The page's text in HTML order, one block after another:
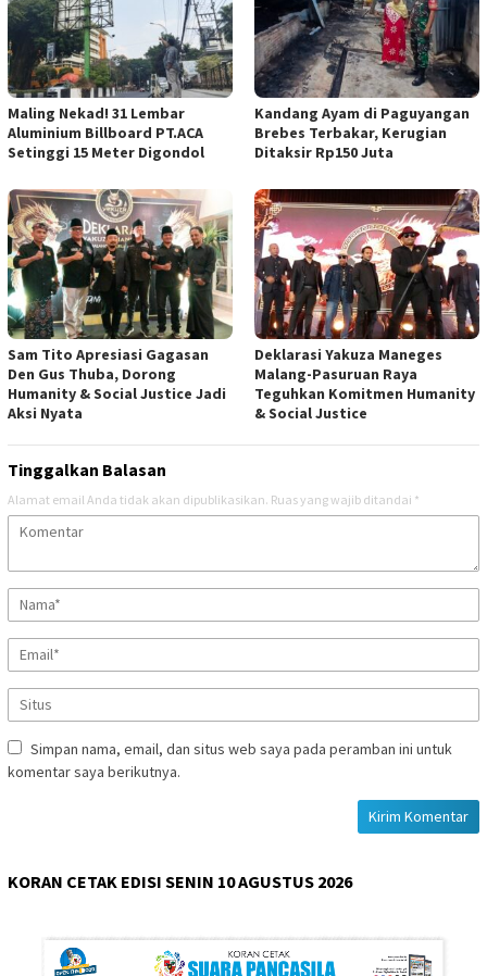
Maling Nekad! 31 Lembar
Aluminium Billboard PT.ACA
Setinggi 15 Meter Digondol
Kandang Ayam di Paguyangan
Brebes Terbakar, Kerugian
Ditaksir Rp150 Juta
Sam Tito Apresiasi Gagasan
Den Gus Thuba, Dorong
Humanity & Social Justice Jadi
Aksi Nyata
Deklarasi Yakuza Maneges
Malang-Pasuruan Raya
Teguhkan Komitmen Humanity
& Social Justice
Tinggalkan Balasan
Alamat email Anda tidak akan dipublikasikan. Ruas yang wajib ditandai *
Simpan nama, email, dan situs web saya pada peramban ini untuk
komentar saya berikutnya.
KORAN CETAK EDISI SENIN 10 AGUSTUS 2026